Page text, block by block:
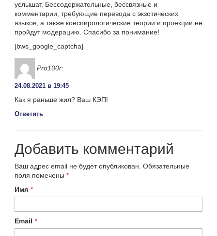
услышат. Бессодержательные, бессвязные и
комментарии, требующие перевода с экзотических
языков, а также конспирологические теории и проекции не
пройдут модерацию. Спасибо за понимание!
[bws_google_captcha]
Pro100r:
24.08.2021 в 19:45
Как я раньше жил? Ваш КЭП!
Ответить
Добавить комментарий
Ваш адрес email не будет опубликован. Обязательные
поля помечены *
Имя *
Email *